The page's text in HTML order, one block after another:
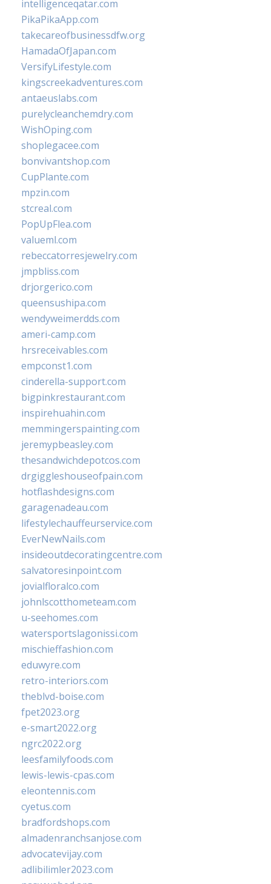
intelligenceqatar.com
PikaPikaApp.com
takecareofbusinessdfw.org
HamadaOfJapan.com
VersifyLifestyle.com
kingscreekadventures.com
antaeuslabs.com
purelycleanchemdry.com
WishOping.com
shoplegacee.com
bonvivantshop.com
CupPlante.com
mpzin.com
stcreal.com
PopUpFlea.com
valueml.com
rebeccatorresjewelry.com
jmpbliss.com
drjorgerico.com
queensushipa.com
wendyweimerdds.com
ameri-camp.com
hrsreceivables.com
empconst1.com
cinderella-support.com
bigpinkrestaurant.com
inspirehuahin.com
memmingerspainting.com
jeremypbeasley.com
thesandwichdepotcos.com
drgiggleshouseofpain.com
hotflashdesigns.com
garagenadeau.com
lifestylechauffeurservice.com
EverNewNails.com
insideoutdecoratingcentre.com
salvatoresinpoint.com
jovialfloralco.com
johnlscotthometeam.com
u-seehomes.com
watersportslagonissi.com
mischieffashion.com
eduwyre.com
retro-interiors.com
theblvd-boise.com
fpet2023.org
e-smart2022.org
ngrc2022.org
leesfamilyfoods.com
lewis-lewis-cpas.com
eleontennis.com
cyetus.com
bradfordshops.com
almadenranchsanjose.com
advocatevijay.com
adlibilimler2023.com